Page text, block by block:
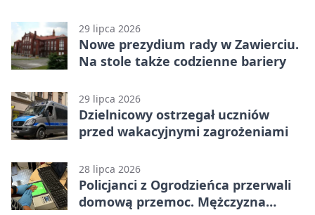
29 lipca 2026
Nowe prezydium rady w Zawierciu.
Na stole także codzienne bariery
29 lipca 2026
Dzielnicowy ostrzegał uczniów
przed wakacyjnymi zagrożeniami
28 lipca 2026
Policjanci z Ogrodzieńca przerwali
domową przemoc. Mężczyzna